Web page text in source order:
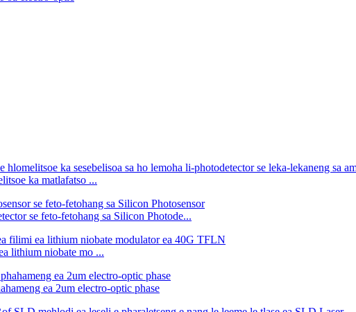
ka matlafatso ...
se feto-fetohang sa Silicon Photode...
lithium niobate mo ...
ea 2um electro-optic phase